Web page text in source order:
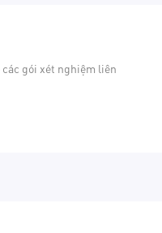
gói xét nghiệm liên